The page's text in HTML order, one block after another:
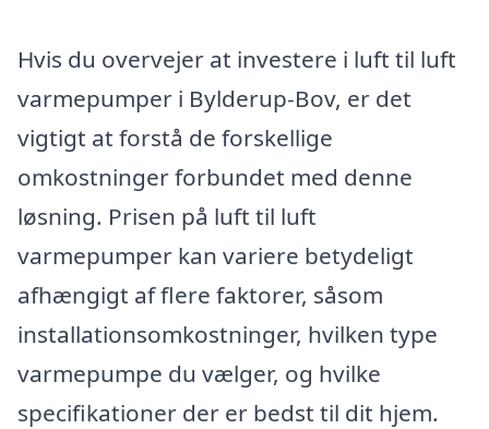
Hvis du overvejer at investere i luft til luft
varmepumper i Bylderup-Bov, er det
vigtigt at forstå de forskellige
omkostninger forbundet med denne
løsning. Prisen på luft til luft
varmepumper kan variere betydeligt
afhængigt af flere faktorer, såsom
installationsomkostninger, hvilken type
varmepumpe du vælger, og hvilke
specifikationer der er bedst til dit hjem.